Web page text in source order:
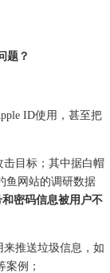
题？
ID使用，甚至把
击目标；其中据白帽
鱼网站的调研数据
密码信息被用户不
来推送垃圾信息，如
案例；